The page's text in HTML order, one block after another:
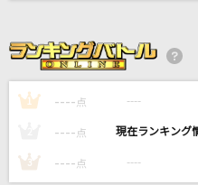
back number
紅蓮華 -アニメ映像 ver.-
[生音]シンデレラボーイ
1 ---- 点 ----
---- 点 ----
3 ---- 点 ----